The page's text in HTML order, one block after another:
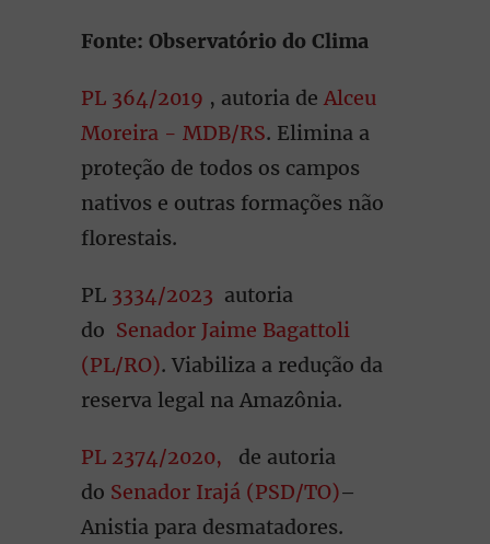
Fonte: Observatório do Clima
PL 364/2019 , autoria de Alceu
Moreira - MDB/RS. Elimina a
proteção de todos os campos
nativos e outras formações não
florestais.
PL 3334/2023 autoria
do Senador Jaime Bagattoli
(PL/RO). Viabiliza a redução da
reserva legal na Amazônia.
PL 2374/2020,
de autoria
do Senador Irajá (PSD/TO)–
Anistia para desmatadores.